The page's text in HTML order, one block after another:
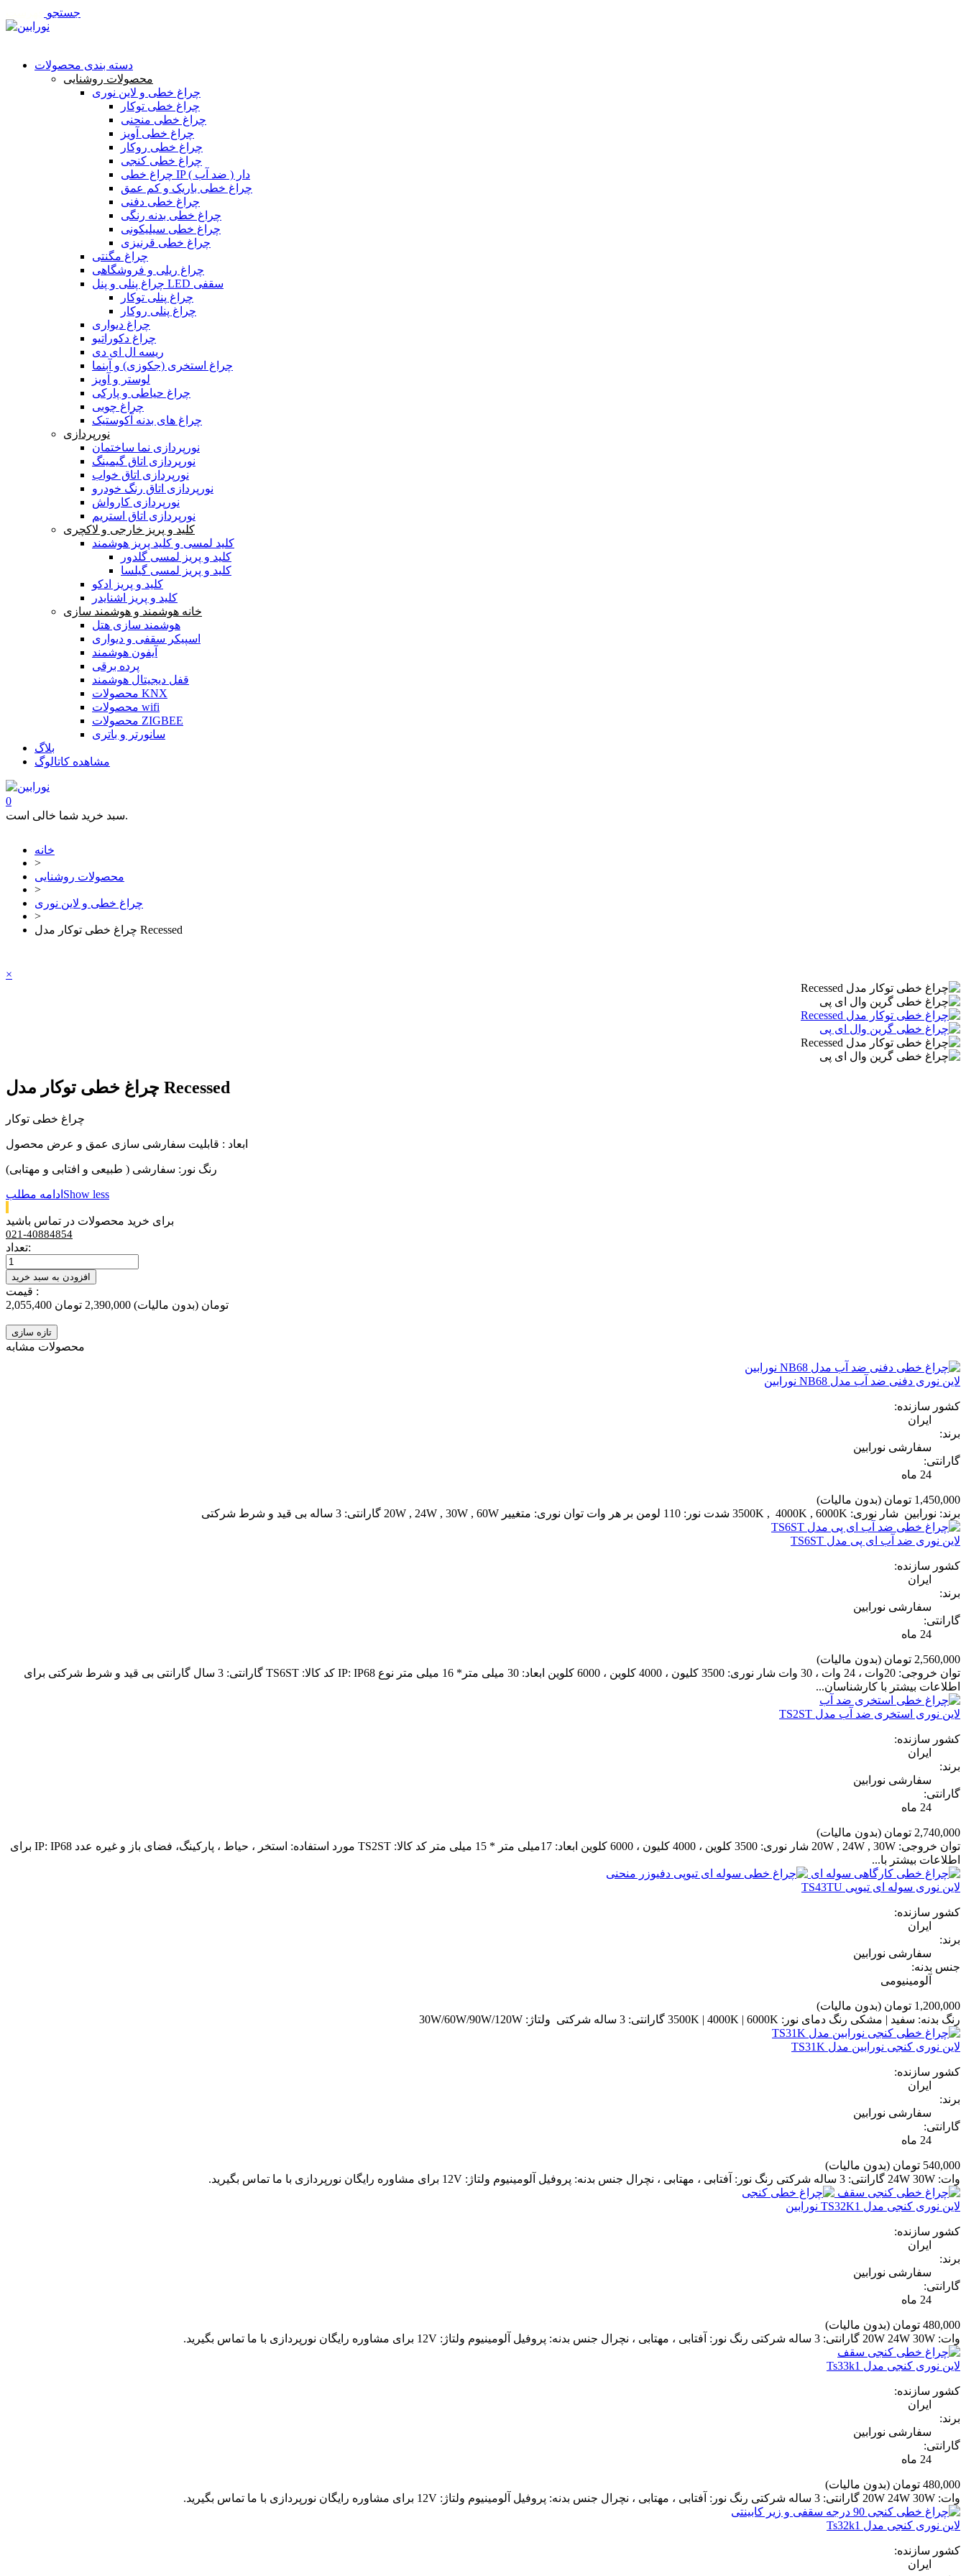
جستجو
دسته بندی محصولات
محصولات روشنایی
چراغ خطی و لاین نوری
چراغ خطی توکار
چراغ خطی منحنی
چراغ خطی آویز
چراغ خطی روکار
چراغ خطی کنجی
چراغ خطی IP دار ( ضد آب )
چراغ خطی باریک و کم عمق
چراغ خطی دفنی
چراغ خطی بدنه رنگی
چراغ خطی سیلیکونی
چراغ خطی قرنیزی
چراغ مگنتی
چراغ ریلی و فروشگاهی
چراغ پنلی و پنل LED سقفی
چراغ پنلی توکار
چراغ پنلی روکار
چراغ دیواری
چراغ دکوراتیو
ریسه ال ای دی
چراغ استخری (جکوزی) و آبنما
لوستر و آویز
چراغ حیاطی و پارکی
چراغ چوبی
چراغ های بدنه آکوستیک
نورپردازی
نورپردازی نما ساختمان
نورپردازی اتاق گیمینگ
نورپردازی اتاق خواب
نورپردازی اتاق رنگ خودرو
نورپردازی کارواش
نورپردازی اتاق استریم
کلید و پریز خارجی و لاکچری
کلید لمسی و کلید پریز هوشمند
کلید و پریز لمسی گلدور
کلید و پریز لمسی گیلسا
کلید و پریز ادکو
کلید و پریز اشنایدر
خانه هوشمند و هوشمند سازی
هوشمند سازی هتل
اسپیکر سقفی و دیواری
آیفون هوشمند
پرده برقی
قفل دیجیتال هوشمند
محصولات KNX
محصولات wifi
محصولات ZIGBEE
سانورتر و باتری
بلاگ
مشاهده کاتالوگ
0
سبد خرید شما خالی است.
خانه
>
محصولات روشنایی
>
چراغ خطی و لاین نوری
>
چراغ خطی توکار مدل Recessed
×
چراغ خطی توکار مدل Recessed
ابعاد : قابلیت سفارشی سازی عمق و عرض محصول
رنگ نور: سفارشی ( طبیعی و افتابی و مهتابی)
ادامه مطلب Show less
برای خرید محصولات در تماس باشید
021-40884854
تعداد:
افزودن به سبد خرید
قیمت :
2,055,400 تومان (بدون مالیات) 2,390,000 تومان
محصولات مشابه
لاین نوری دفنی ضد آب مدل NB68 نورابین
کشور سازنده:
ایران
برند:
سفارشی نورابین
گارانتی:
24 ماه
1,450,000 تومان
(بدون مالیات)
برند: نورابین شار نوری: 3500K , 4000K , 6000K شدت نور: 110 لومن بر هر وات توان نوری: متغییر 20W , 24W , 30W , 60W گارانتی: 3 ساله بی قید و شرط شرکتی
لاین نوری ضد آب ای پی مدل TS6ST
کشور سازنده:
ایران
برند:
سفارشی نورابین
گارانتی:
24 ماه
2,560,000 تومان
(بدون مالیات)
توان خروجی: 20وات ، 24 وات ، 30 وات شار نوری: 3500 کلیون ، 4000 کلوین ، 6000 کلوین ابعاد: 30 میلی متر* 16 میلی متر نوع IP: IP68 کد کالا: TS6ST گارانتی: 3 سال گارانتی بی قید و شرط شرکتی برای
اطلاعات بیشتر با کارشناسان...
لاین نوری استخری ضد آب مدل TS2ST
کشور سازنده:
ایران
برند:
سفارشی نورابین
گارانتی:
24 ماه
2,740,000 تومان
(بدون مالیات)
توان خروجی: 20W , 24W , 30W شار نوری: 3500 کلوین ، 4000 کلیون ، 6000 کلوین ابعاد: 17میلی متر * 15 میلی متر کد کالا: TS2ST مورد استفاده: استخر ، حیاط ، پارکینگ، فضای باز و غیره عدد IP: IP68 برای
اطلاعات بیشتر با...
لاین نوری سوله ای تیوپی TS43TU
کشور سازنده:
ایران
برند:
سفارشی نورابین
جنس بدنه:
آلومینیومی
1,200,000 تومان
(بدون مالیات)
رنگ بدنه: سفید | مشکی رنگ دمای نور: 3500K | 4000K | 6000K گارانتی: 3 ساله شرکتی ولتاژ: 30W/60W/90W/120W
لاین نوری کنجی نورابین مدل TS31K
کشور سازنده:
ایران
برند:
سفارشی نورابین
گارانتی:
24 ماه
540,000 تومان
(بدون مالیات)
وات: 24W 30W گارانتی: 3 ساله شرکتی رنگ نور: آفتابی ، مهتابی ، نچرال جنس بدنه: پروفیل آلومینیوم ولتاژ: 12V برای مشاوره رایگان نورپردازی با ما تماس بگیرید.
لاین نوری کنجی مدل TS32K1 نورابین
کشور سازنده:
ایران
برند:
سفارشی نورابین
گارانتی:
24 ماه
480,000 تومان
(بدون مالیات)
وات: 20W 24W 30W گارانتی: 3 ساله شرکتی رنگ نور: آفتابی ، مهتابی ، نچرال جنس بدنه: پروفیل آلومینیوم ولتاژ: 12V برای مشاوره رایگان نورپردازی با ما تماس بگیرید.
لاین نوری کنجی مدل Ts33k1
کشور سازنده:
ایران
برند:
سفارشی نورابین
گارانتی:
24 ماه
480,000 تومان
(بدون مالیات)
وات: 20W 24W 30W گارانتی: 3 ساله شرکتی رنگ نور: آفتابی ، مهتابی ، نچرال جنس بدنه: پروفیل آلومینیوم ولتاژ: 12V برای مشاوره رایگان نورپردازی با ما تماس بگیرید.
لاین نوری کنجی مدل Ts32k1
کشور سازنده:
ایران